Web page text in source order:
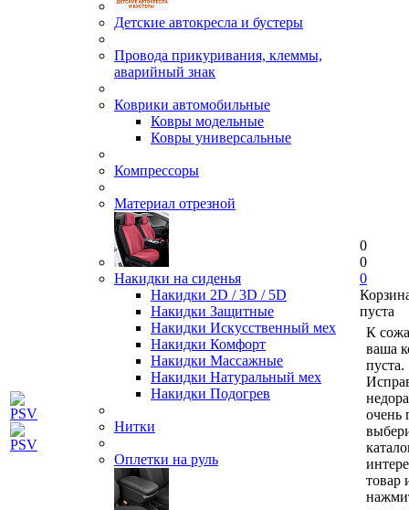
Детские автокресла и бустеры
Провода прикуривания, клеммы,
аварийный знак
Коврики автомобильные
Ковры модельные
Ковры универсальные
Компрессоры
Материал отрезной
Накидки на сиденья
Накидки 2D / 3D / 5D
Накидки Защитные
Накидки Искусственный мех
Накидки Комфорт
Накидки Массажные
Накидки Натуральный мех
Накидки Подогрев
Нитки
Оплетки на руль
0
0
0
пуста
К
ваша
пуста.
очень
товар